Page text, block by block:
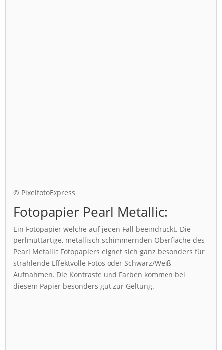
© PixelfotoExpress
Fotopapier Pearl Metallic:
Ein Fotopapier welche auf jeden Fall beeindruckt. Die
perlmuttartige, metallisch schimmernden Oberfläche des
Pearl Metallic Fotopapiers eignet sich ganz besonders für
strahlende Effektvolle Fotos oder Schwarz/Weiß
Aufnahmen. Die Kontraste und Farben kommen bei
diesem Papier besonders gut zur Geltung.